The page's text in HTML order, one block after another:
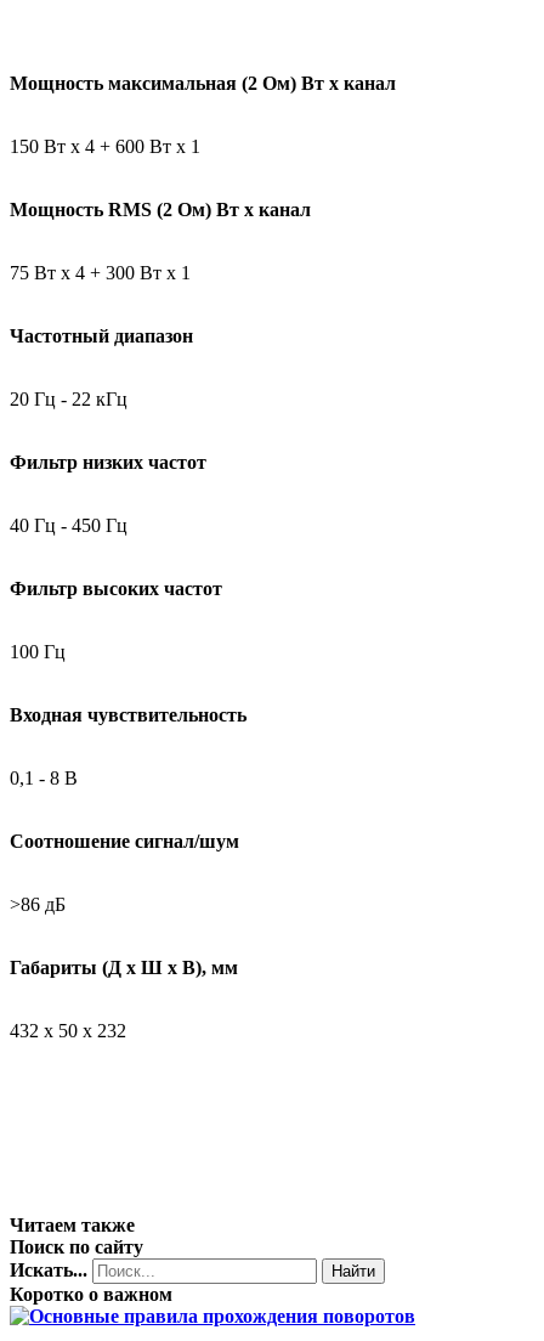
Мощность максимальная (2 Ом) Вт x канал
150 Вт х 4 + 600 Вт x 1
Мощность RMS (2 Ом) Вт x канал
75 Вт х 4 + 300 Вт x 1
Частотный диапазон
20 Гц - 22 кГц
Фильтр низких частот
40 Гц - 450 Гц
Фильтр высоких частот
100 Гц
Входная чувствительность
0,1 - 8 В
Соотношение сигнал/шум
>86 дБ
Габариты (Д х Ш х В), мм
432 x 50 x 232
Читаем также
Поиск по сайту
Искать...
Найти
Коротко о важном